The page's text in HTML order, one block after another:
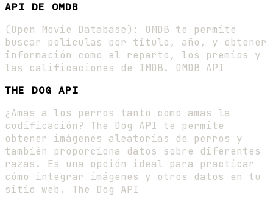
API DE OMDB
(Open Movie Database): OMDB te permite
buscar películas por título, año, y obtener
información como el reparto, los premios y
las calificaciones de IMDB. OMDB API
THE DOG API
¿Amas a los perros tanto como amas la
codificación? The Dog API te permite
obtener imágenes aleatorias de perros y
también proporciona datos sobre diferentes
razas. Es una opción ideal para practicar
cómo integrar imágenes y otros datos en tu
sitio web. The Dog API